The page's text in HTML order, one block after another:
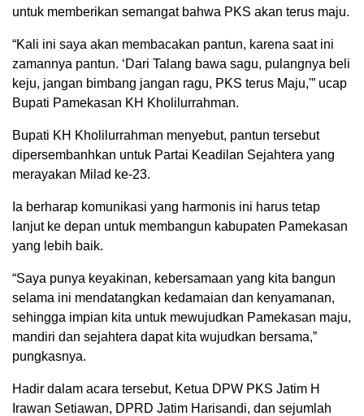
untuk memberikan semangat bahwa PKS akan terus maju.
“Kali ini saya akan membacakan pantun, karena saat ini
zamannya pantun. ‘Dari Talang bawa sagu, pulangnya beli
keju, jangan bimbang jangan ragu, PKS terus Maju,'” ucap
Bupati Pamekasan KH Kholilurrahman.
Bupati KH Kholilurrahman menyebut, pantun tersebut
dipersembanhkan untuk Partai Keadilan Sejahtera yang
merayakan Milad ke-23.
Ia berharap komunikasi yang harmonis ini harus tetap
lanjut ke depan untuk membangun kabupaten Pamekasan
yang lebih baik.
“Saya punya keyakinan, kebersamaan yang kita bangun
selama ini mendatangkan kedamaian dan kenyamanan,
sehingga impian kita untuk mewujudkan Pamekasan maju,
mandiri dan sejahtera dapat kita wujudkan bersama,”
pungkasnya.
Hadir dalam acara tersebut, Ketua DPW PKS Jatim H
Irawan Setiawan, DPRD Jatim Harisandi, dan sejumlah